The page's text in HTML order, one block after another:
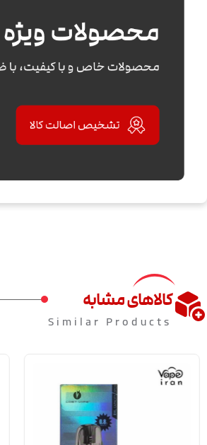
کالاهای مشابه
Similar Products